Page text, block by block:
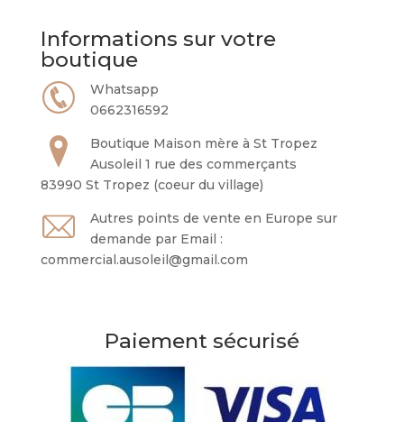
Informations sur votre
boutique
Whatsapp
0662316592
Boutique Maison mère à St Tropez
Ausoleil 1 rue des commerçants
83990 St Tropez (coeur du village)
Autres points de vente en Europe sur
demande par Email :
commercial.ausoleil@gmail.com
Paiement sécurisé